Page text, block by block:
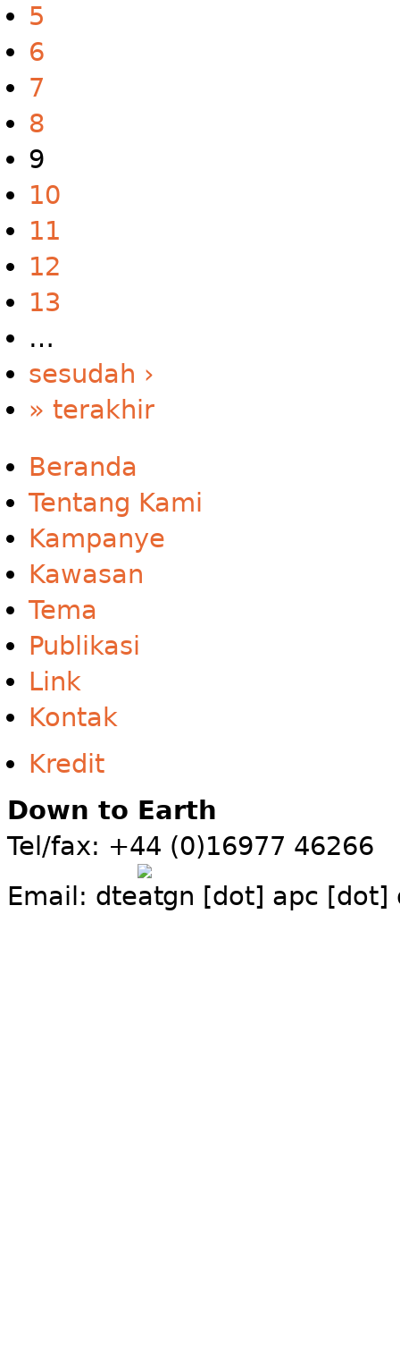
5
6
7
8
9
10
11
12
13
…
sesudah ›
» terakhir
Beranda
Tentang Kami
Kampanye
Kawasan
Tema
Publikasi
Link
Kontak
Kredit
Down to Earth
Tel/fax: +44 (0)16977 46266
Email: dte gn [dot] apc [dot]